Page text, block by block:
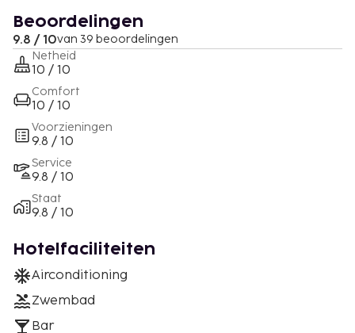
Beoordelingen
9.8 / 10van 39 beoordelingen
Netheid
10 / 10
Comfort
10 / 10
Voorzieningen
9.8 / 10
Service
9.8 / 10
Staat
9.8 / 10
Hotelfaciliteiten
Airconditioning
Zwembad
Bar